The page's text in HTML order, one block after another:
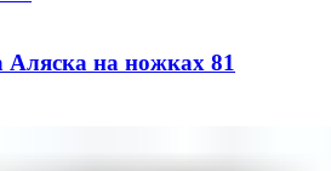
Аляска на ножках 81